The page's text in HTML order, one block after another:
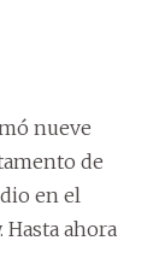
nueve
de
en el
Hasta ahora